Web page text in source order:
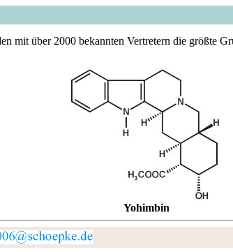
mit über 2000 bekannten Vertretern die größte
Yohimbin